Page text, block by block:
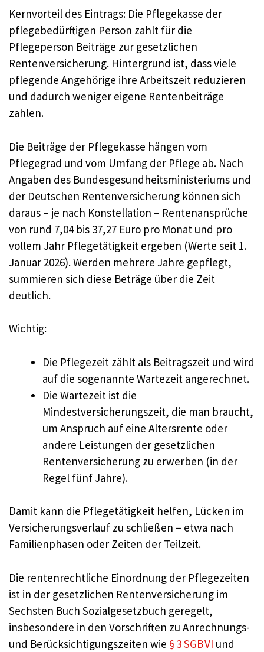
Kernvorteil des Eintrags: Die Pflegekasse der
pflegebedürftigen Person zahlt für die
Pflegeperson Beiträge zur gesetzlichen
Rentenversicherung. Hintergrund ist, dass viele
pflegende Angehörige ihre Arbeitszeit reduzieren
und dadurch weniger eigene Rentenbeiträge
zahlen.
Die Beiträge der Pflegekasse hängen vom
Pflegegrad und vom Umfang der Pflege ab. Nach
Angaben des Bundesgesundheitsministeriums und
der Deutschen Rentenversicherung können sich
daraus – je nach Konstellation – Rentenansprüche
von rund 7,04 bis 37,27 Euro pro Monat und pro
vollem Jahr Pflegetätigkeit ergeben (Werte seit 1.
Januar 2026). Werden mehrere Jahre gepflegt,
summieren sich diese Beträge über die Zeit
deutlich.
Wichtig:
Die Pflegezeit zählt als Beitragszeit und wird
auf die sogenannte Wartezeit angerechnet.
Die Wartezeit ist die
Mindestversicherungszeit, die man braucht,
um Anspruch auf eine Altersrente oder
andere Leistungen der gesetzlichen
Rentenversicherung zu erwerben (in der
Regel fünf Jahre).
Damit kann die Pflegetätigkeit helfen, Lücken im
Versicherungsverlauf zu schließen – etwa nach
Familienphasen oder Zeiten der Teilzeit.
Die rentenrechtliche Einordnung der Pflegezeiten
ist in der gesetzlichen Rentenversicherung im
Sechsten Buch Sozialgesetzbuch geregelt,
insbesondere in den Vorschriften zu Anrechnungs-
und Berücksichtigungszeiten wie § 3 SGB VI und